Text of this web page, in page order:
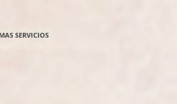
MAS SERVICIOS